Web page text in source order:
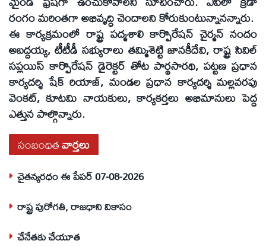
రంగం మరింతగా అభివృద్ధి చెందాలని కోరుకుంటున్నానన్నారు.
ఈ కార్యక్రమంలో రాష్ట్ర పద్మశాలి కార్పొరేషన్‌ చైర్మన్‌ నందం
అబద్దయ్య, టీటీడీ సభ్యురాలు తమ్మిశెట్టి జానకీదేవి, రాష్ట్ర సివిల్‌
సప్లయిస్‌ కార్పొరేషన్‌ డైరెక్టర్‌ తోట పార్థసారథి, పట్టణ ప్రధాన
కార్యదర్శి షేక్‌ రియాజ్‌, మండల ప్రధాన కార్యదర్శి మల్లవరపు
వెంకట్‌, కూటమి నాయకులు, కార్యకర్తలు అభిమానులు పెద్ద
ఎత్తున పాల్గొన్నారు.
సంబంధితవార్తలు
చైతన్యరధం ఈ పేపర్ 07-08-2026
రాష్ట్ర పురోగతి, రాజధాని వికాసం
చేనేతకు చేయూత